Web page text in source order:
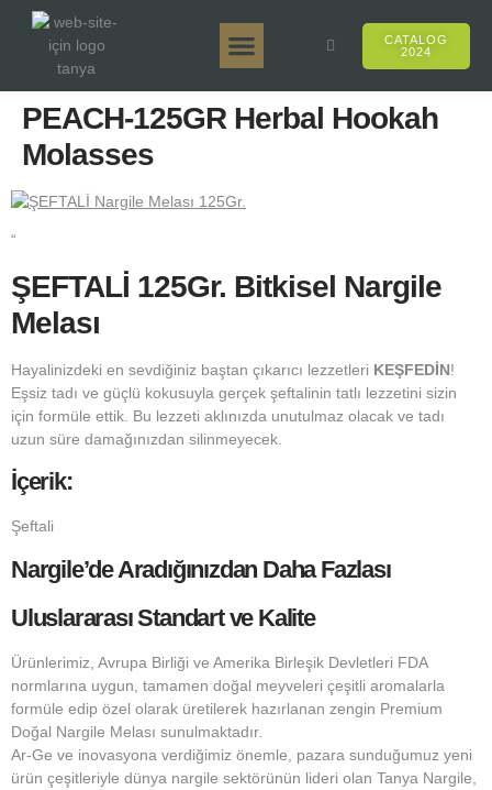
CATALOG
2024
PEACH-125GR Herbal Hookah
Molasses
“
ŞEFTALİ 125Gr. Bitkisel Nargile
Melası
Hayalinizdeki en sevdiğiniz baştan çıkarıcı lezzetleri KEŞFEDİN!
Eşsiz tadı ve güçlü kokusuyla gerçek şeftalinin tatlı lezzetini sizin
için formüle ettik. Bu lezzeti aklınızda unutulmaz olacak ve tadı
uzun süre damağınızdan silinmeyecek.
İçerik:
Şeftali
Nargile’de Aradığınızdan Daha Fazlası
Uluslararası Standart ve Kalite
Ürünlerimiz, Avrupa Birliği ve Amerika Birleşik Devletleri FDA
normlarına uygun, tamamen doğal meyveleri çeşitli aromalarla
formüle edip özel olarak üretilerek hazırlanan zengin Premium
Doğal Nargile Melası sunulmaktadır.
Ar-Ge ve inovasyona verdiğimiz önemle, pazara sunduğumuz yeni
ürün çeşitleriyle dünya nargile sektörünün lideri olan Tanya Nargile,